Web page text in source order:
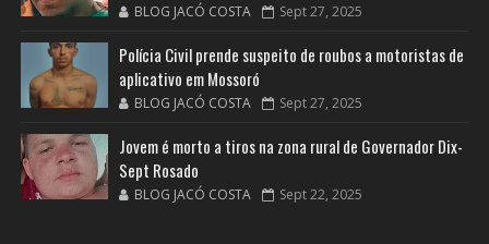
BLOG JACÓ COSTA Sept 27, 2025
Polícia Civil prende suspeito de roubos a motoristas de
aplicativo em Mossoró
BLOG JACÓ COSTA Sept 27, 2025
Jovem é morto a tiros na zona rural de Governador Dix-
Sept Rosado
BLOG JACÓ COSTA Sept 22, 2025